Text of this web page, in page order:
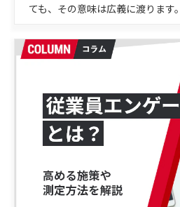
ても、その意味は広義に渡りま